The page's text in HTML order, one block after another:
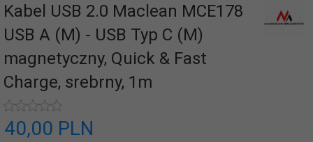
Kabel USB 2.0 Maclean MCE178
USB A (M) - USB Typ C (M)
magnetyczny, Quick & Fast
Charge, srebrny, 1m
40,00 PLN